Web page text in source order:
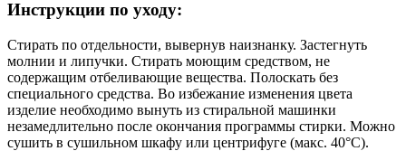
Инструкции по уходу:
Стирать по отдельности, вывернув наизнанку. Застегнуть
молнии и липучки. Стирать моющим средством, не
содержащим отбеливающие вещества. Полоскать без
специального средства. Во избежание изменения цвета
изделие необходимо вынуть из стиральной машинки
незамедлительно после окончания программы стирки. Можно
сушить в сушильном шкафу или центрифуге (макс. 40°C).